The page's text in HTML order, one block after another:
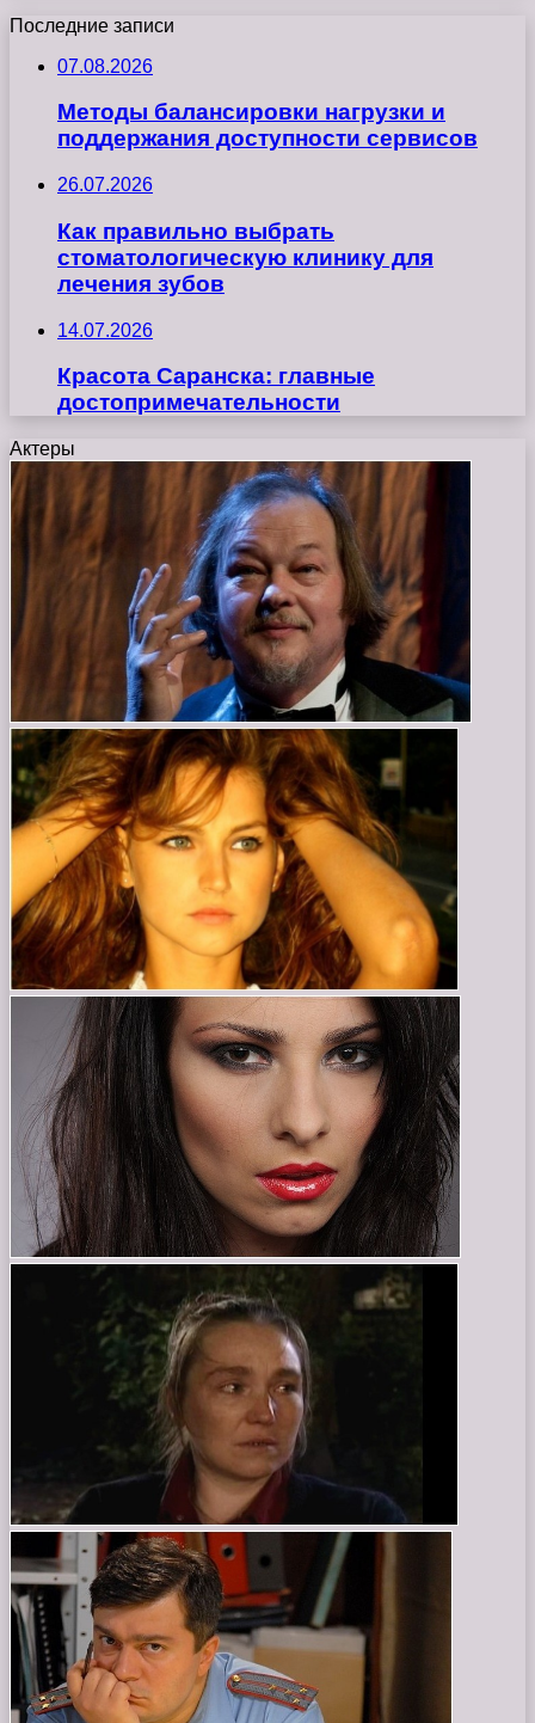
Последние записи
07.08.2026
Методы балансировки нагрузки и
поддержания доступности сервисов
26.07.2026
Как правильно выбрать
стоматологическую клинику для
лечения зубов
14.07.2026
Красота Саранска: главные
достопримечательности
Актеры